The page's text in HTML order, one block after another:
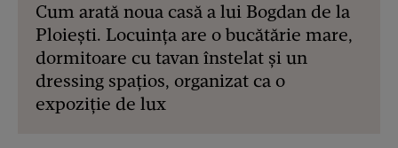
Cum arată noua casă a lui Bogdan de la
Ploiești. Locuința are o bucătărie mare,
dormitoare cu tavan înstelat și un
dressing spațios, organizat ca o
expoziție de lux